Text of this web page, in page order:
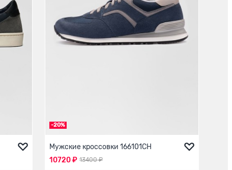
-20%
Мужские кроссовки 166101СН
13400 ₽
10720 ₽